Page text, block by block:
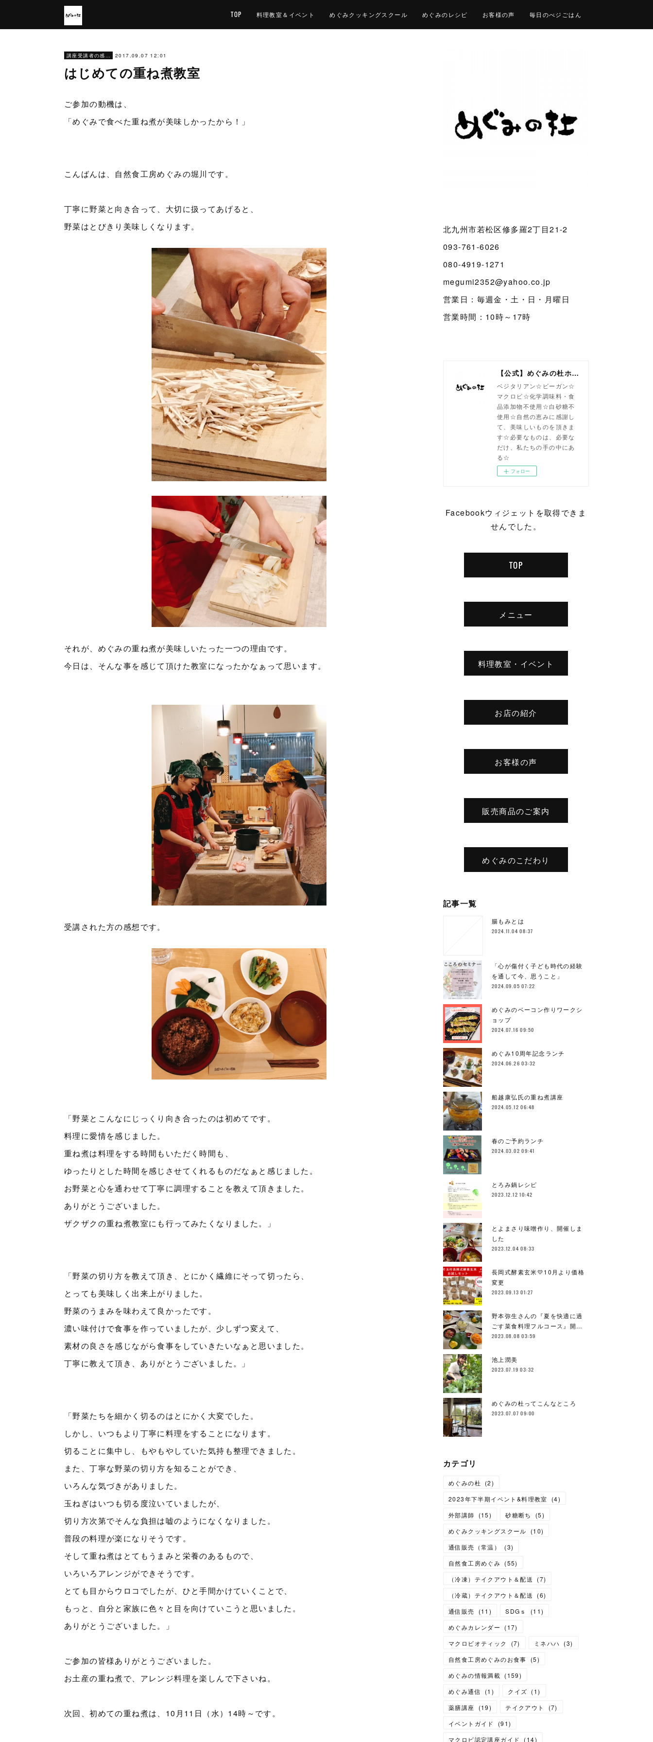
TOP 料理教室＆イベント めぐみクッキングスクール めぐみのレシピ お客様の声 毎日のべジごはん
講座受講者の感想 2017.09.07 12:01
はじめての重ね煮教室
ご参加の動機は、
「めぐみで食べた重ね煮が美味しかったから！」
こんばんは、自然食工房めぐみの堀川です。
丁寧に野菜と向き合って、大切に扱ってあげると、
野菜はとびきり美味しくなります。
それが、めぐみの重ね煮が美味しいたった一つの理由です。
今日は、そんな事を感じて頂けた教室になったかなぁって思います。
受講された方の感想です。
「野菜とこんなにじっくり向き合ったのは初めてです。
料理に愛情を感じました。
重ね煮は料理をする時間もいただく時間も、
ゆったりとした時間を感じさせてくれるものだなぁと感じました。
お野菜と心を通わせて丁寧に調理することを教えて頂きました。
ありがとうございました。
ザクザクの重ね煮教室にも行ってみたくなりました。」
「野菜の切り方を教えて頂き、とにかく繊維にそって切ったら、
とっても美味しく出来上がりました。
野菜のうまみを味わえて良かったです。
濃い味付けで食事を作っていましたが、少しずつ変えて、
素材の良さを感じながら食事をしていきたいなぁと思いました。
丁寧に教えて頂き、ありがとうございました。」
「野菜たちを細かく切るのはとにかく大変でした。
しかし、いつもより丁寧に料理をすることになります。
切ることに集中し、もやもやしていた気持も整理できました。
また、丁寧な野菜の切り方を知ることができ、
いろんな気づきがありました。
玉ねぎはいつも切る度泣いていましたが、
切り方次第でそんな負担は嘘のようになくなりました。
普段の料理が楽になりそうです。
そして重ね煮はとてもうまみと栄養のあるもので、
いろいろアレンジができそうです。
とても目からウロコでしたが、ひと手間かけていくことで、
もっと、自分と家族に色々と目を向けていこうと思いました。
ありがとうございました。」
ご参加の皆様ありがとうございました。
お土産の重ね煮で、アレンジ料理を楽しんで下さいね。
次回、初めての重ね煮は、10月11日（水）14時～です。
北九州市若松区修多羅2丁目21-2
093-761-6026
080-4919-1271
megumi2352@yahoo.co.jp
営業日：毎週金・土・日・月曜日
営業時間：10時～17時
【公式】めぐみの杜ホームページ(旧自然食工房）
ベジタリアン☆ビーガン☆
マクロビ☆化学調味料・食
品添加物不使用☆白砂糖不
使用☆自然の恵みに感謝し
て、美味しいものを頂きま
す☆必要なものは、必要な
だけ、私たちの手の中にあ
る☆
フォロー
Facebookウィジェットを取得できま
せんでした。
TOP
メニュー
料理教室・イベント
お店の紹介
お客様の声
販売商品のご案内
めぐみのこだわり
記事一覧
腸もみとは
2024.11.04 08:37
「心が傷付く子ども時代の経験
を通して今、思うこと」
2024.09.05 07:22
めぐみのベーコン作りワークシ
ョップ
2024.07.16 09:50
めぐみ10周年記念ランチ
2024.06.26 03:32
船越康弘氏の重ね煮講座
2024.05.12 06:48
春のご予約ランチ
2024.03.02 09:41
とろみ鍋レシピ
2023.12.12 10:42
とよまさり味噌作り、開催しま
した
2023.12.04 08:33
長岡式酵素玄米💛10月より価格
変更
2023.09.13 01:27
野本弥生さんの『夏を快適に過
ごす菜食料理フルコース』開…
2023.08.08 03:59
池上潤美
2023.07.19 03:32
めぐみの杜ってこんなところ
2023.07.07 09:00
カテゴリ
めぐみの杜 (2)
2023年下半期イベント&料理教室
(4)
外部講師
(15) 砂糖断ち (5)
めぐみクッキングスクール
(10)
通信販売（常温）
(3)
自然食工房めぐみ (55)
（冷凍）テイクアウト＆配送
(7)
（冷蔵）テイクアウト＆配送
(6)
通信販売
(11 ) SDGｓ (11)
めぐみカレンダー
(17)
マクロビオティック
(7) ミネハハ (3)
自然食工房めぐみのお食事
(5)
めぐみの情報満載 (159)
めぐみ通信
(1 ) クイズ (1)
薬膳講座
(19) テイクアウト (7)
イベントガイド
(91)
マクロビ認定講座ガイド
(14)